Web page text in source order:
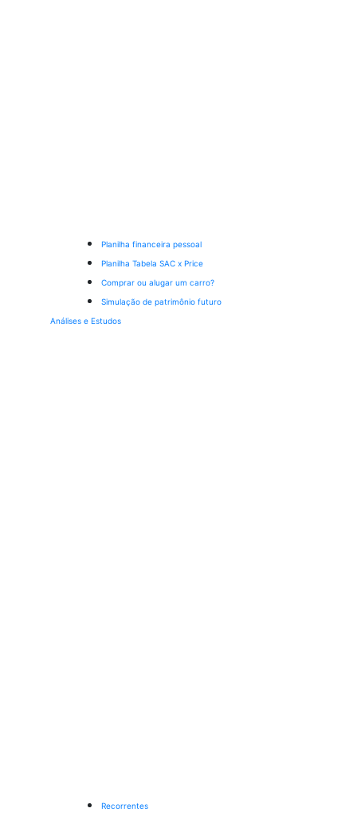
Planilha financeira pessoal
Planilha Tabela SAC x Price
Comprar ou alugar um carro?
Simulação de patrimônio futuro
Análises e Estudos
Recorrentes